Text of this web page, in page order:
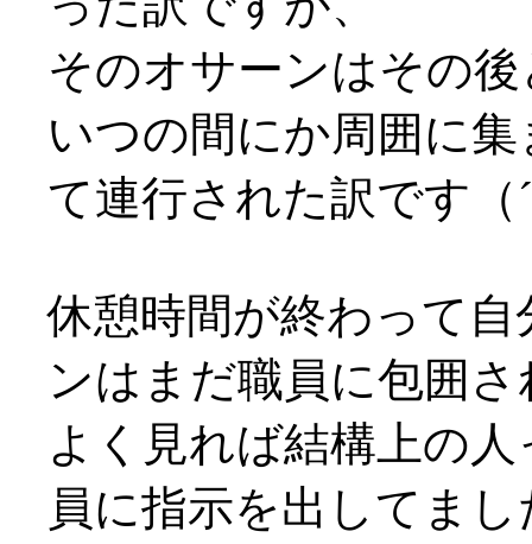
そのオサーンはその
いつの間にか周囲に
て連行された訳です（
休憩時間が終わって
ンはまだ職員に包囲
よく見れば結構上の
員に指示を出してまし